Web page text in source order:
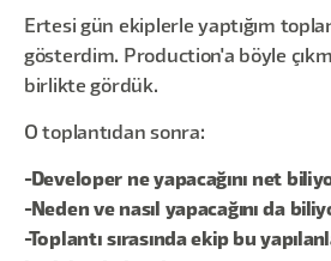
Ertesi gün ekiplerle yaptığım
gösterdim. Production'a böyle
birlikte gördük.
O toplantıdan sonra:
-Developer ne yapacağını net
-Neden ve nasıl yapacağını da
-Toplantı sırasında ekip bu